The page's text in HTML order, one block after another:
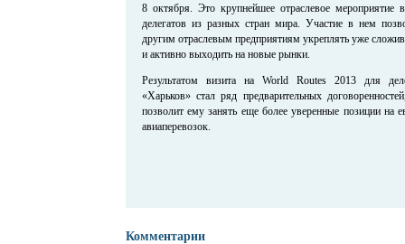
8 октября. Это крупнейшее отраслевое мероприятие
делегатов из разных стран мира. Участие в нем
другим отраслевым предприятиям укреплять уже
и активно выходить на новые рынки.
Результатом визита на World Routes 2013 для
«Харьков» стал ряд предварительных
позволит ему занять еще более уверенные позиции на
авиаперевозок.
Комментарии